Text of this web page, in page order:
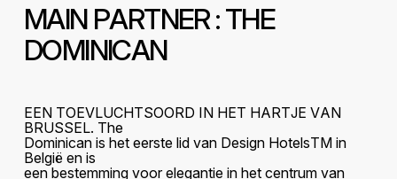
MAIN PARTNER:THE
DOMINICAN
EEN TOEVLUCHTSOORD IN HET HARTJE VAN
BRUSSEL. The
Dominican is het eerste lid van Design HotelsTM in
België en is
een bestemming voor elegantie in het centrum van